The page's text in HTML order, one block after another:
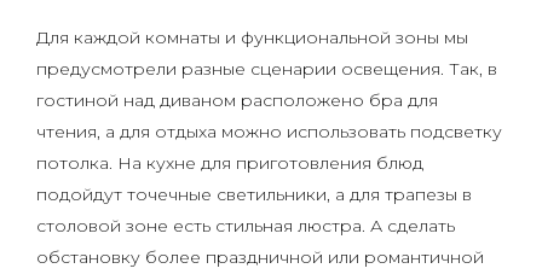
Для каждой комнаты и функциональной зоны мы
предусмотрели разные сценарии освещения. Так, в
гостиной над диваном расположено бра для
чтения, а для отдыха можно использовать подсветку
потолка. На кухне для приготовления блюд
подойдут точечные светильники, а для трапезы в
столовой зоне есть стильная люстра. А сделать
обстановку более праздничной или романтичной